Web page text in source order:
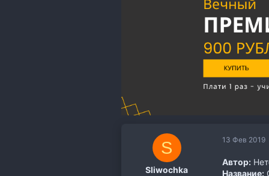
S
Sliwochka
13 Фев 2019
Автор:
Название: